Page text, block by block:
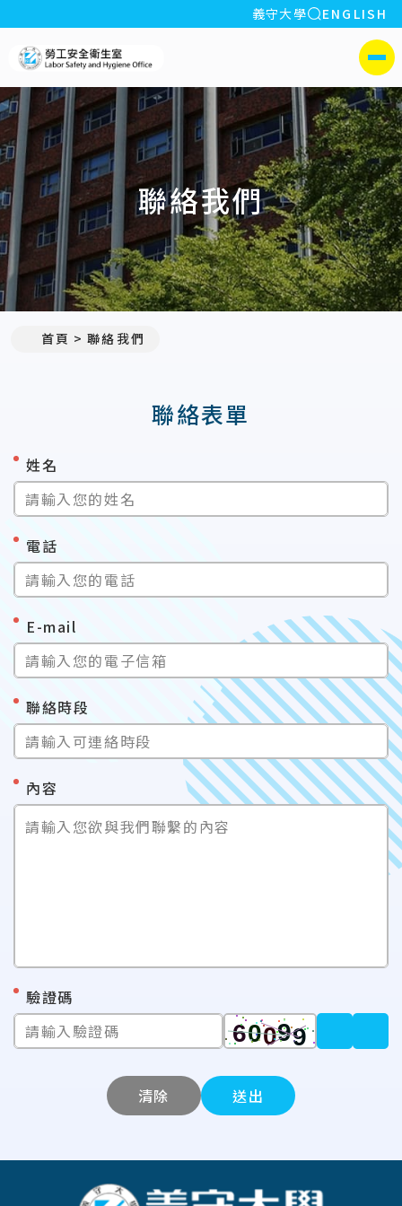
:::
義守大學 全站搜索
ENGLISH
側選單
聯絡我們
首頁 聯絡我們
聯絡表單
姓名
*
請輸入您的姓名
電話
*
請輸入您的電話
E-mail
*
請輸入您的電子信箱
聯絡時段
*
請輸入可連絡時段
內容
*
請輸入您欲與我們聯繫的內容
驗證碼
*
請輸入驗證碼
清除 送出